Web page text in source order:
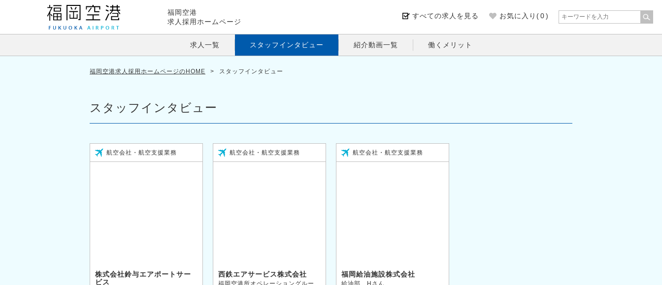
福岡空港
求人採用ホームページ
すべての求人を見る お気に入り(0)
求人一覧 スタッフインタビュー 紹介動画一覧 働くメリット
福岡空港求人採用ホームページのHOME > スタッフインタビュー
スタッフインタビュー
航空会社・航空支援業務
株式会社鈴与エアポートサー
ビス
航空会社・航空支援業務
西鉄エアサービス株式会社
福岡空港所オペレーショングルー
航空会社・航空支援業務
福岡給油施設株式会社
給油部 Hさん